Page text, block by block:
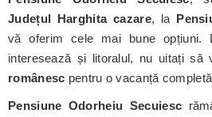
Județul Harghita cazare, la
vă oferim cele mai bune opțiuni.
interesează și litoralul, nu uitați să
românesc pentru o vacanță
Pensiune Odorheiu Secuiesc